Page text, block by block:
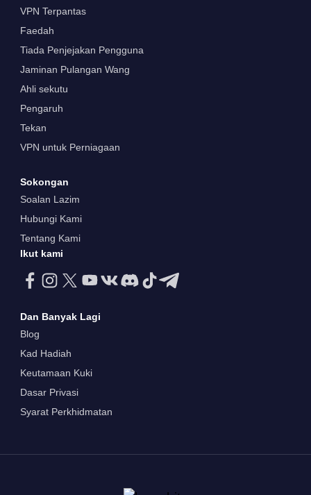
VPN Terpantas
Faedah
Tiada Penjejakan Pengguna
Jaminan Pulangan Wang
Ahli sekutu
Pengaruh
Tekan
VPN untuk Perniagaan
Sokongan
Soalan Lazim
Hubungi Kami
Tentang Kami
Ikut kami
Dan Banyak Lagi
Blog
Kad Hadiah
Keutamaan Kuki
Dasar Privasi
Syarat Perkhidmatan